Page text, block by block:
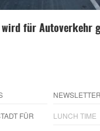
wird für Autoverkehr
FÜR
NEWSLETTER
LUNCH TIME